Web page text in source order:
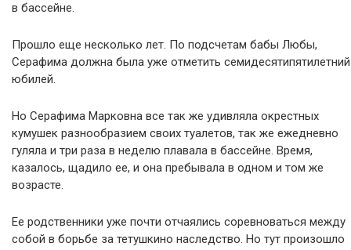
в бассейне.
Прошло еще несколько лет. По подсчетам бабы Любы,
Серафима должна была уже отметить семидесятипятилетний
юбилей.
Но Серафима Марковна все так же удивляла окрестных
кумушек разнообразием своих туалетов, так же ежедневно
гуляла и три раза в неделю плавала в бассейне. Время,
казалось, щадило ее, и она пребывала в одном и том же
возрасте.
Ее родственники уже почти отчаялись соревноваться между
собой в борьбе за тетушкино наследство. Но тут произошло